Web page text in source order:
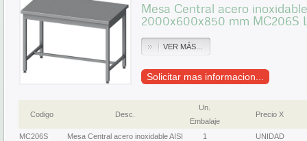
Mesa Central acero
2000x600x850 mm MC206S
VER MÁS...
Solicitar mas informacion...
Codigo Desc.
Un.
Embalaje
Precio X
MC206S
Mesa Central acero inoxidable AISI
1 UNIDAD